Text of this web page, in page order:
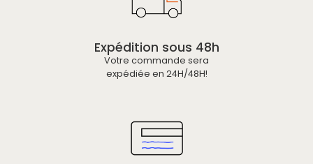
Expédition sous 48h
Votre commande sera
expédiée en 24H/48H!